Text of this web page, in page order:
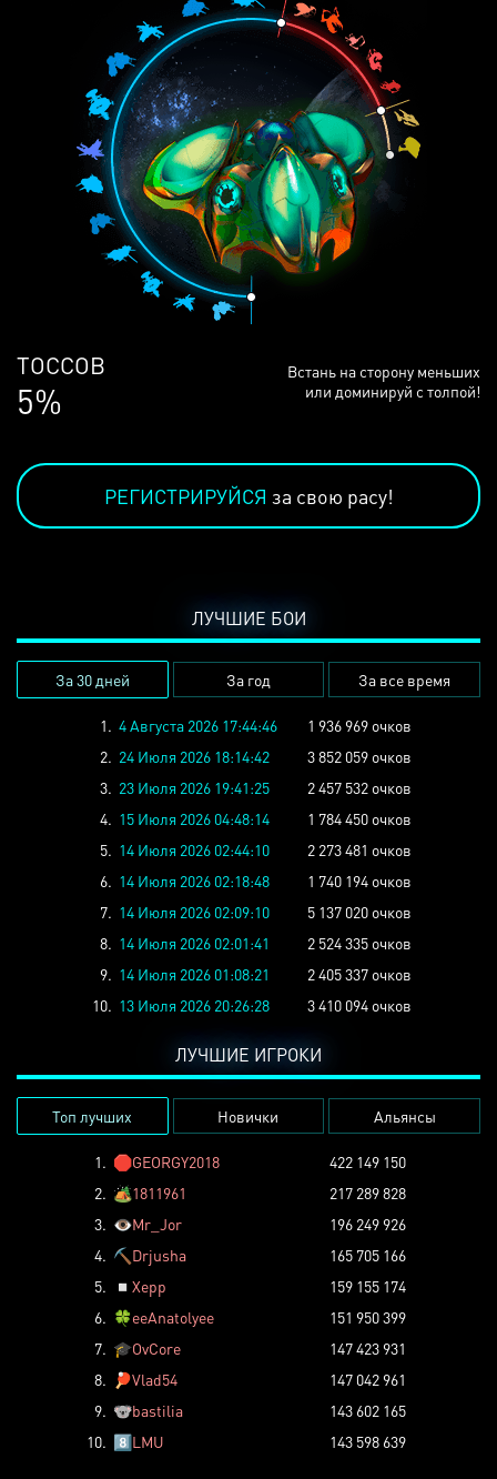
ЛЮДЕЙ
68%
Встань на сторону меньших
или доминируй с толпой!
РЕГИСТРИРУЙСЯ за свою расу!
ЛУЧШИЕ БОИ
За 30 дней За год За все время
1. 4 Августа 2026 17:44:46
1 936 969 очков
2. 24 Июля 2026 18:14:42
3 852 059 очков
3. 23 Июля 2026 19:41:25
2 457 532 очков
4. 15 Июля 2026 04:48:14
1 784 450 очков
5. 14 Июля 2026 02:44:10
2 273 481 очков
6. 14 Июля 2026 02:18:48
1 740 194 очков
7. 14 Июля 2026 02:09:10
5 137 020 очков
8. 14 Июля 2026 02:01:41
2 524 335 очков
9. 14 Июля 2026 01:08:21
2 405 337 очков
10. 13 Июля 2026 20:26:28 3 410 094 очков
ЛУЧШИЕ ИГРОКИ
Топ лучших Новички Альянсы
1. 🛑GEORGY2018
422 149 150
2. 🏕️1811961
217 289 828
3. 👁️Mr_Jor
196 249 926
4. ⛏️ Drjusha
165 705 166
5.
◽ Xepp
159 155 174
6. 🍀eeAnatolyee
151 950 399
7. 🎓OvCore
147 423 931
8.
🏓Vlad54
147 042 961
9. 🐨bastilia
143 602 165
10. 8️⃣LMU 143 598 639